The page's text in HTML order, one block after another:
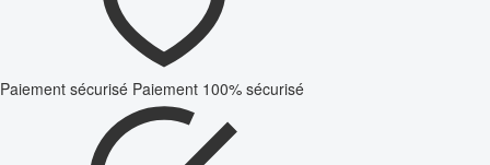
Paiement sécurisé Paiement 100% sécurisé